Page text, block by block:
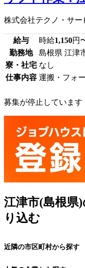
株式会社テクノ・サー
給与 時給1,150円
勤務地
島根県 江津
寮・社宅 なし
仕事内容 運搬・フォ
募集が停止しています
江津市(島根県
り込む
近隣の市区町村から探す